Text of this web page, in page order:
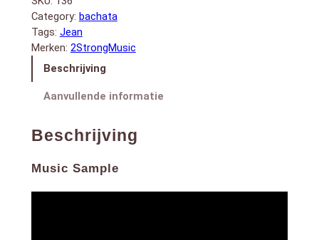
8. Yo Quiero Saber (3:55)
9. Ya Te Olvide (3:58)
10. No Se Porqué Te Vas (acoustic) (3:42)
11. Primera Vez (pop rock) (3:14)
Category: bachata
Tags: Jean
Merken: 2StrongMusic
Beschrijving
Aanvullende informatie
Beschrijving
Music Sample